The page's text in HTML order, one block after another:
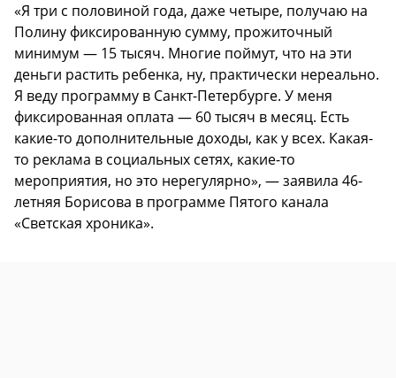
«Я три с половиной года, даже четыре, получаю на
Полину фиксированную сумму, прожиточный
минимум — 15 тысяч. Многие поймут, что на эти
деньги растить ребенка, ну, практически нереально.
Я веду программу в Санкт-Петербурге. У меня
фиксированная оплата — 60 тысяч в месяц. Есть
какие-то дополнительные доходы, как у всех. Какая-
то реклама в социальных сетях, какие-то
мероприятия, но это нерегулярно», — заявила 46-
летняя Борисова в программе Пятого канала
«Светская хроника».